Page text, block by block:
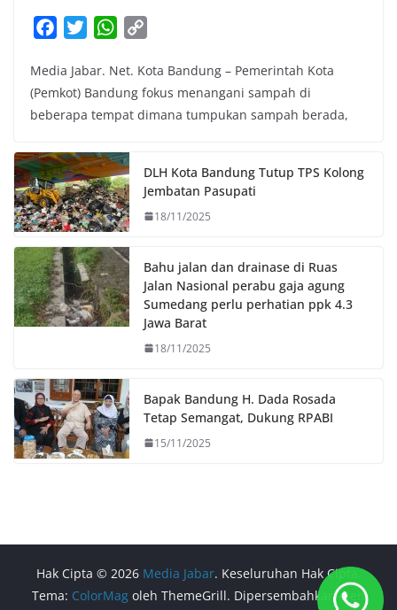
c
e
b
o
k
i
t
t
r
W
a
t
s
p
p
p
y
L
n
k
Media Jabar. Net. Kota Bandung – Pemerintah Kota
(Pemkot) Bandung fokus menangani sampah di
beberapa tempat dimana tumpukan sampah berada,
DLH Kota Bandung Tutup TPS Kolong
Jembatan Pasupati
18/11/2025
Bahu jalan dan drainase di Ruas
Jalan Nasional perabu gaja agung
Sumedang perlu perhatian ppk 4.3
Jawa Barat
18/11/2025
Bapak Bandung H. Dada Rosada
Tetap Semangat, Dukung RPABI
15/11/2025
Hak Cipta © 2026 Media Jabar. Keseluruhan Hak Cipta.
Tema: ColorMag oleh ThemeGrill. Dipersembahkan oleh